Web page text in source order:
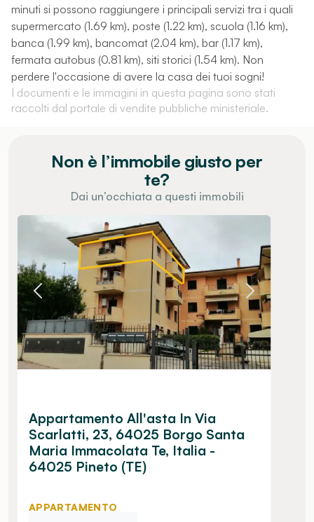
minuti si possono raggiungere i principali servizi tra i quali
supermercato (1.69 km), poste (1.22 km), scuola (1.16 km),
banca (1.99 km), bancomat (2.04 km), bar (1.17 km),
fermata autobus (0.81 km), siti storici (1.54 km). Non
perdere l'occasione di avere la casa dei tuoi sogni!
I documenti e le immagini in questa pagina sono stati
raccolti dal portale di vendite pubbliche ministeriale.
Non è l’immobile giusto per
te?
Dai un’occhiata a questi immobili
Appartamento All'asta In Via
Scarlatti, 23, 64025 Borgo Santa
Maria Immacolata Te, Italia -
64025 Pineto (TE)
APPARTAMENTO